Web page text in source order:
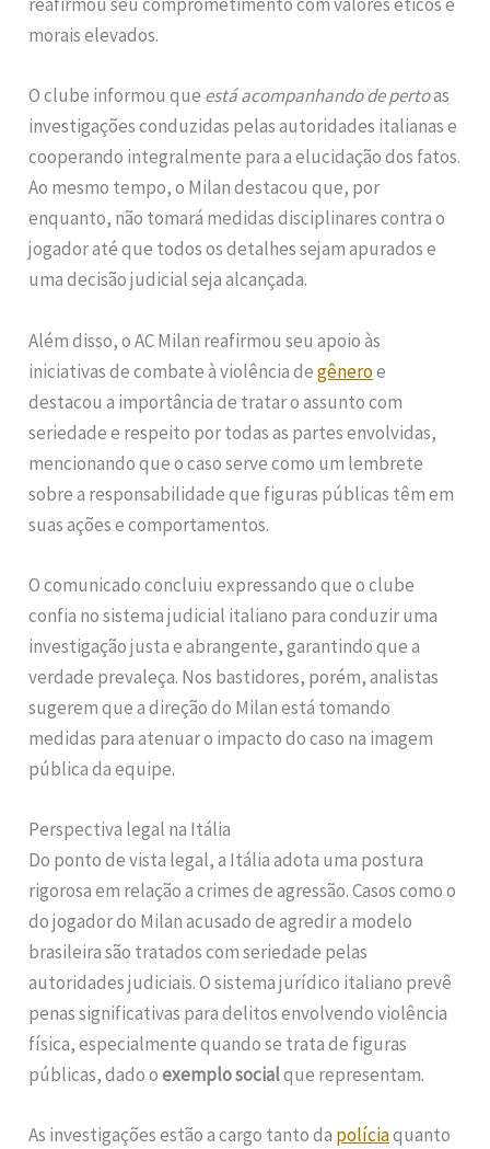
morais elevados.
O clube informou que está acompanhando de pertoas
investigações conduzidas pelas autoridades italianas e
cooperando integralmente para a elucidação dos fatos.
Ao mesmo tempo, o Milan destacou que, por
enquanto, não tomará medidas disciplinares contra o
jogador até que todos os detalhes sejam apurados e
uma decisão judicial seja alcançada.
Além disso, o AC Milan reafirmou seu apoio às
iniciativas de combate à violência degêneroe
destacou a importância de tratar o assunto com
seriedade e respeito por todas as partes envolvidas,
mencionando que o caso serve como um lembrete
sobre a responsabilidade que figuras públicas têm em
suas ações e comportamentos.
O comunicado concluiu expressando que o clube
confia no sistema judicial italiano para conduzir uma
investigação justa e abrangente, garantindo que a
verdade prevaleça. Nos bastidores, porém, analistas
sugerem que a direção do Milan está tomando
medidas para atenuar o impacto do caso na imagem
pública da equipe.
Perspectiva legal na Itália
Do ponto de vista legal, a Itália adota uma postura
rigorosa em relação a crimes de agressão. Casos como o
do jogador do Milan acusado de agredir a modelo
brasileira são tratados com seriedade pelas
autoridades judiciais. O sistema jurídico italiano prevê
penas significativas para delitos envolvendo violência
física, especialmente quando se trata de figuras
públicas, dado oexemplo socialque representam.
As investigações estão a cargo tanto da políciaquanto